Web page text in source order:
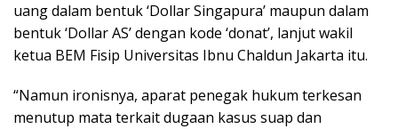
uang dalam bentuk ‘Dollar Singapura’ maupun dalam
bentuk ‘Dollar AS’ dengan kode ‘donat’, lanjut wakil
ketua BEM Fisip Universitas Ibnu Chaldun Jakarta itu.
“Namun ironisnya, aparat penegak hukum terkesan
menutup mata terkait dugaan kasus suap dan